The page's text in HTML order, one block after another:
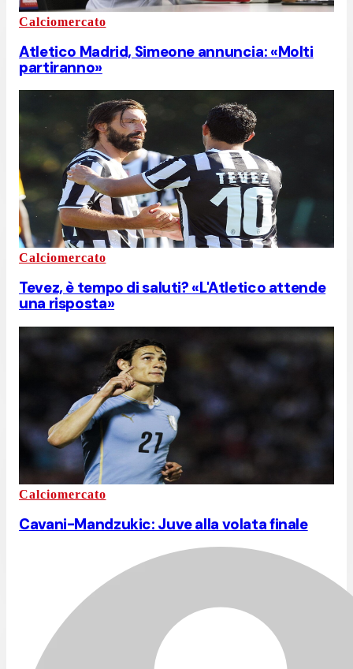
Calciomercato
Atletico Madrid, Simeone annuncia: «Molti
partiranno»
Calciomercato
Tevez, è tempo di saluti? «L'Atletico attende
una risposta»
Calciomercato
Cavani-Mandzukic: Juve alla volata finale